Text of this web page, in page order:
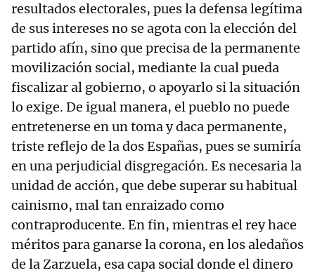
resultados electorales, pues la defensa legítima
de sus intereses no se agota con la elección del
partido afín, sino que precisa de la permanente
movilización social, mediante la cual pueda
fiscalizar al gobierno, o apoyarlo si la situación
lo exige. De igual manera, el pueblo no puede
entretenerse en un toma y daca permanente,
triste reflejo de la dos Españas, pues se sumiría
en una perjudicial disgregación. Es necesaria la
unidad de acción, que debe superar su habitual
cainismo, mal tan enraizado como
contraproducente. En fin, mientras el rey hace
méritos para ganarse la corona, en los aledaños
de la Zarzuela, esa capa social donde el dinero